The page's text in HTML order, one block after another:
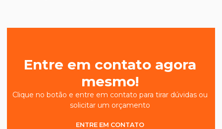
Entre em contato agora
mesmo!
Clique no botão e entre em contato para tirar dúvidas ou
solicitar um orçamento
ENTRE EM CONTATO